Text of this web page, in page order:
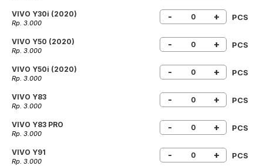
VIVO Y30i (2020)
Rp. 3.000
- + PCS
VIVO Y50 (2020)
Rp. 3.000
- + PCS
VIVO Y50i (2020)
Rp. 3.000
- + PCS
VIVO Y83
Rp. 3.000
- + PCS
VIVO Y83 PRO
Rp. 3.000
- + PCS
VIVO Y91
Rp. 3.000
- + PCS